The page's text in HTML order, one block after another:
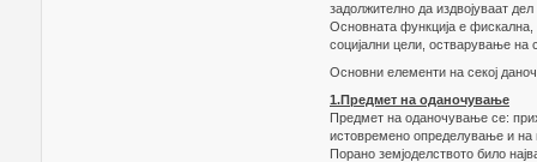
задолжително да издвојуваат
Основната функција е фискална,
социјални цели, остварување на
Основни елементи на секој
1.Предмет на оданочување
Предмет на оданочување се:
истовремено определување и на
Порано земјоделството било